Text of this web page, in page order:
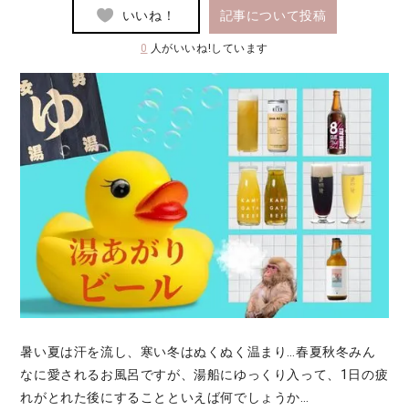
いいね！ 記事について投稿
0 人がいいね!しています
暑い夏は汗を流し、寒い冬はぬくぬく温まり…春夏秋冬みん
なに愛されるお風呂ですが、湯船にゆっくり入って、1日の疲
れがとれた後にすることといえば何でしょうか…